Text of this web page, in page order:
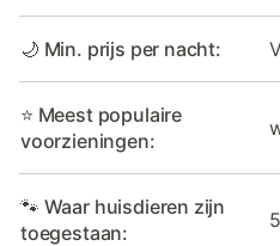
🌙 Min. prijs per nacht:
⭐ Meest populaire
voorzieningen:
🐾 Waar huisdieren zijn
toegestaan: